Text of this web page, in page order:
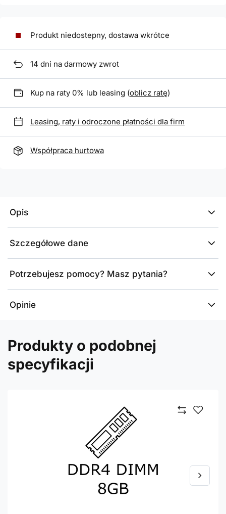
Produkt niedostepny, dostawa wkrótce
14 dni na darmowy zwrot
Kup na raty 0% lub leasing (oblicz ratę)
Leasing, raty i odroczone płatności dla firm
Współpraca hurtowa
Opis
Szczegółowe dane
Potrzebujesz pomocy? Masz pytania?
Opinie
Produkty o podobnej
specyfikacji